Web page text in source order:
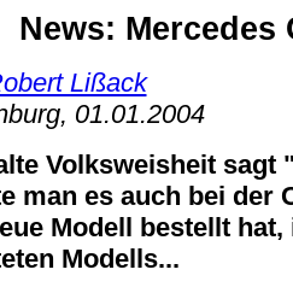
News: Mercedes
Lißack
01.01.2004
Volksweisheit sagt
man es auch bei der
Modell bestellt
Modells...